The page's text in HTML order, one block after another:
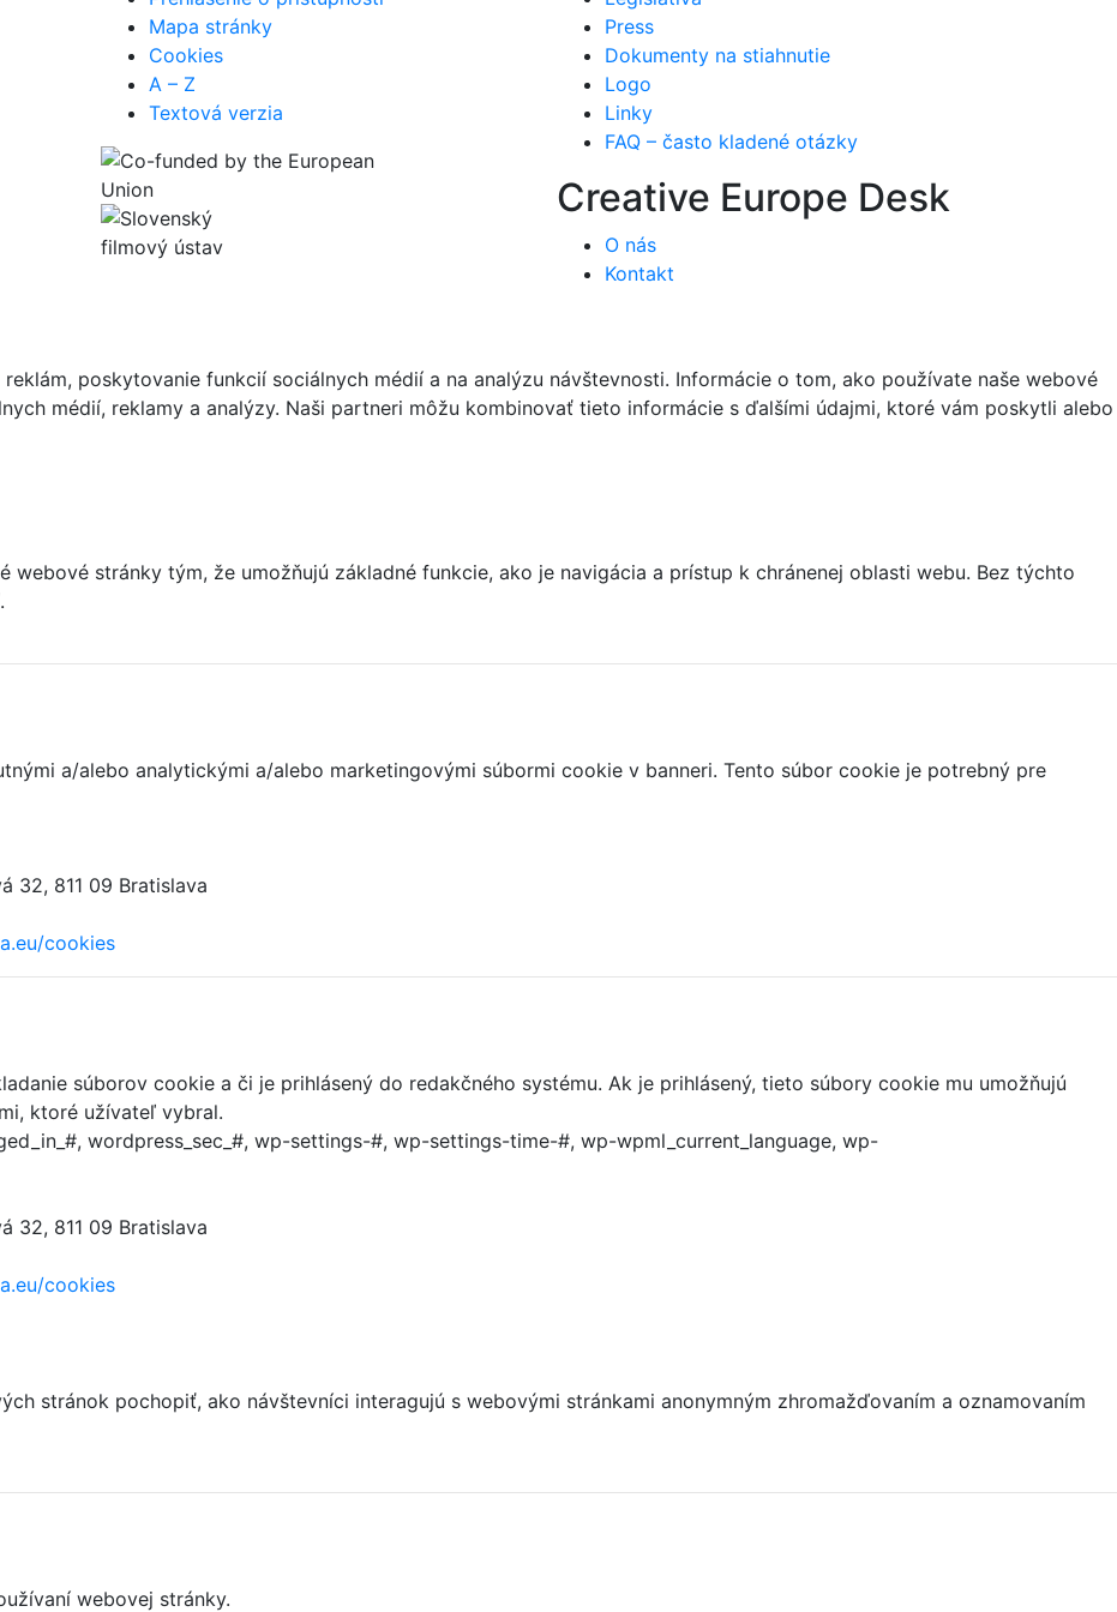
Mapa stránky
Cookies
A – Z
Textová verzia
Press
Dokumenty na stiahnutie
Logo
Linky
FAQ – často kladené otázky
Creative Europe Desk
O nás
Kontakt
poskytovanie funkcií sociálnych médií a na analýzu návštevnosti. Informácie o tom, ako používate naše webové
médií, reklamy a analýzy. Naši partneri môžu kombinovať tieto informácie s ďalšími údajmi, ktoré vám poskytli alebo
stránky tým, že umožňujú základné funkcie, ako je navigácia a prístup k chránenej oblasti webu. Bez týchto
a/alebo analytickými a/alebo marketingovými súbormi cookie v banneri. Tento súbor cookie je potrebný pre
32, 811 09 Bratislava
cookies
súborov cookie a či je prihlásený do redakčného systému. Ak je prihlásený, tieto súbory cookie mu umožňujú
ktoré užívateľ vybral.
wordpress_sec_#, wp-settings-#, wp-settings-time-#, wp-wpml_current_language, wp-
32, 811 09 Bratislava
cookies
stránok pochopiť, ako návštevníci interagujú s webovými stránkami anonymným zhromažďovaním a oznamovaním
webovej stránky.